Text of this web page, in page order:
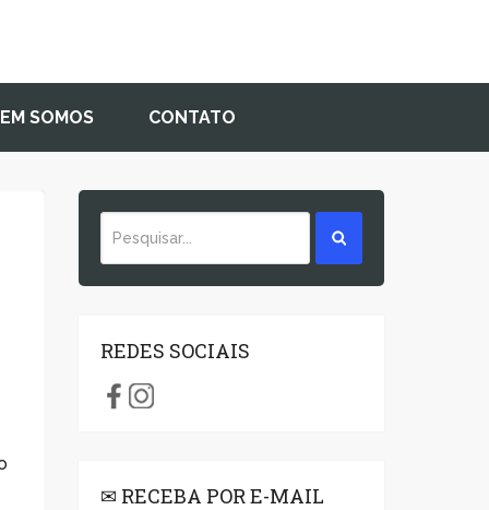
SOMOS CONTATO
REDES SOCIAIS
✉ RECEBA POR E-MAIL